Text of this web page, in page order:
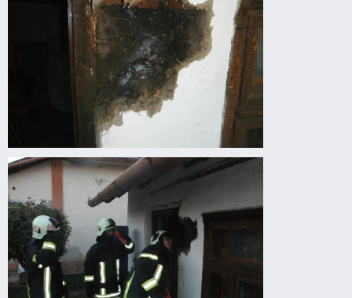
Vaddarazsak
épületbe
fészkeltek